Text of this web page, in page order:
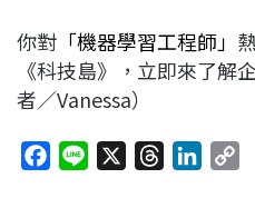
你對 「機器學習工程師」
《科技島》，立即來了解
者／Vanessa）